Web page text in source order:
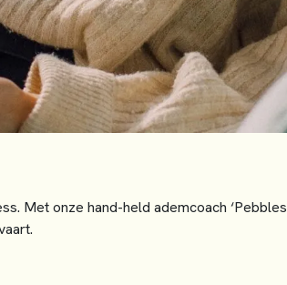
Met onze hand-held ademcoach